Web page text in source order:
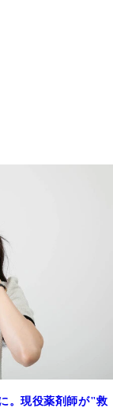
。現役薬剤師が"救